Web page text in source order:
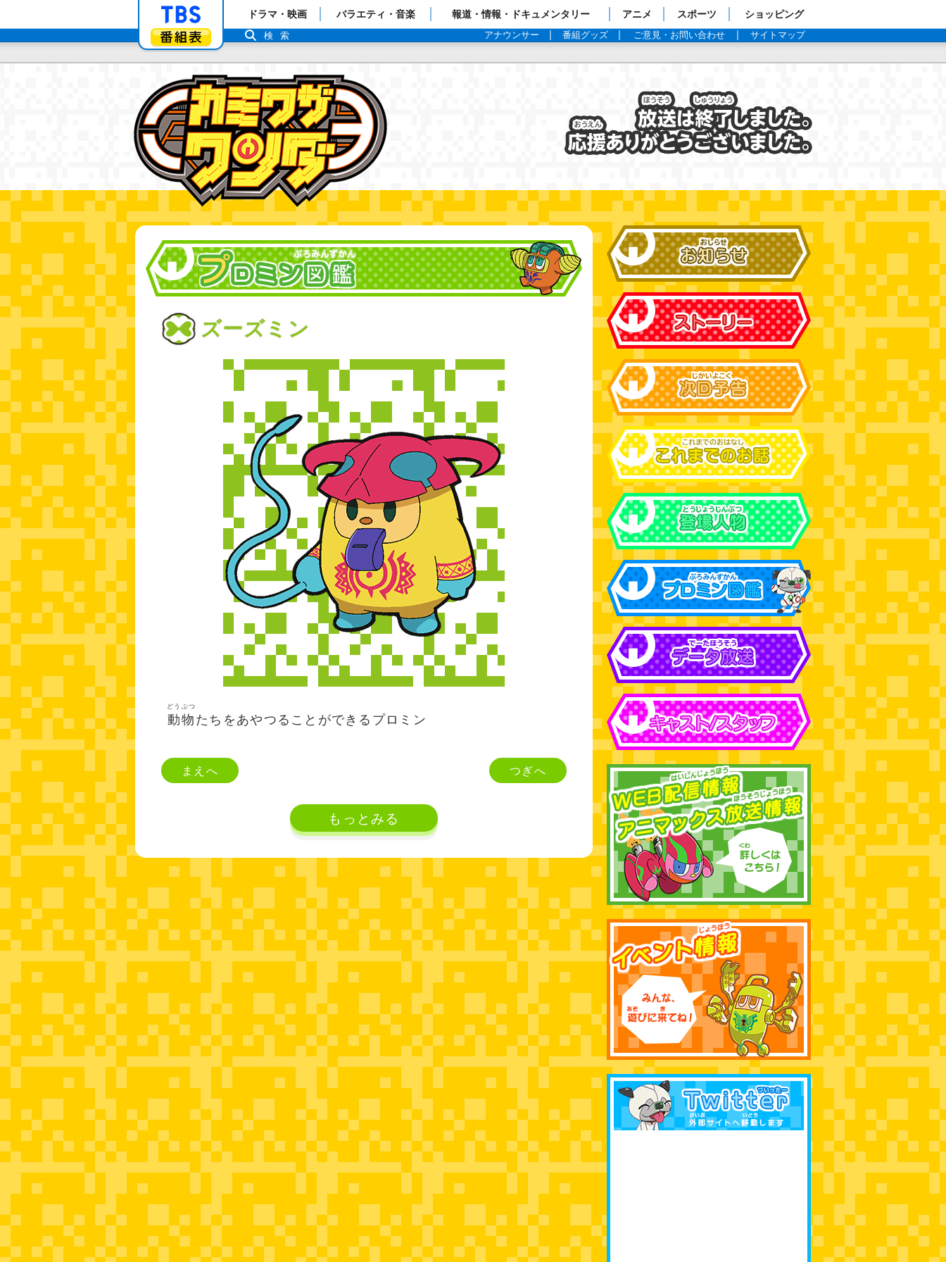
「TBSテレビ」トップページ
番組表
ドラマ・映画 バラエティ・音楽 報道・情報・ドキュメンタリー アニメ スポーツ ショッピング
アナウンサー 番組グッズ ご意見・お問い合わせ サイトマップ
検索
ズーズミン
動物
どうぶつ
たちをあやつることができるプロミン
まえへ つぎへ
もっとみる